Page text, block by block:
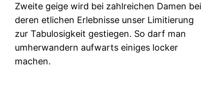
Zweite geige wird bei zahlreichen Damen bei
deren etlichen Erlebnisse unser Limitierung
zur Tabulosigkeit gestiegen. So darf man
umherwandern aufwarts einiges locker
machen.